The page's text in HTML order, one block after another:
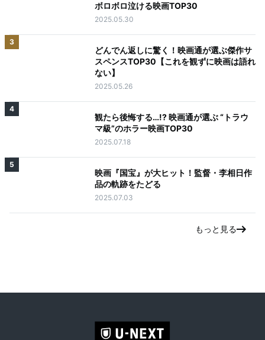
ボロボロ泣ける映画TOP30
2025.05.30
3
どんでん返しに驚く！映画通が選ぶ傑作サ
スペンスTOP30【これを観ずに映画は語れ
ない】
2025.05.26
4
観たら後悔する…!? 映画通が選ぶ “トラウ
マ級”のホラー映画TOP30
2025.07.18
5
映画『国宝』が大ヒット！監督・李相日作
品の軌跡をたどる
2025.07.03
もっと見る